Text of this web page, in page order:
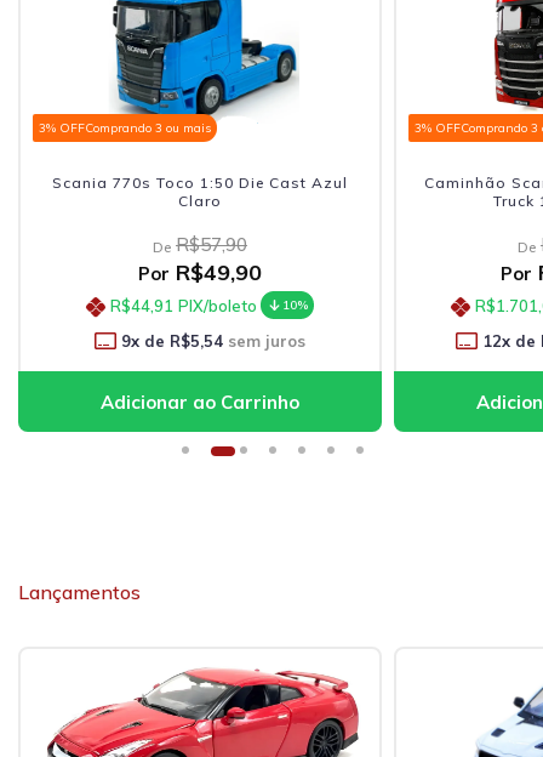
3% OFFComprando 3 ou mais
Scania 770s Toco 1:50 Die Cast Azul
Claro
De R$57,90
Por R$49,90
R$44,91 PIX/boleto 10%
9x de R$5,54 sem juros
3% OFFComprando 3
Caminhão
Truck
De
Por
12x de
Lançamentos